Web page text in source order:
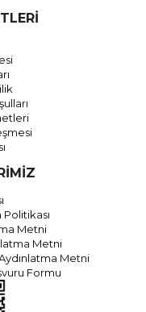
Metni
Metni
Metni
Formu